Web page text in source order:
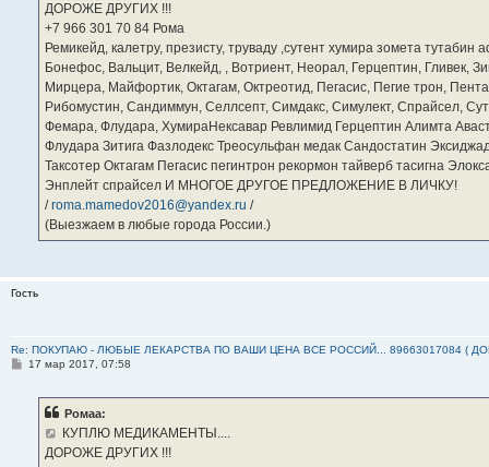
ДОРОЖЕ ДРУГИХ !!!
‪+7 966 301 70 84‬ Рома
Ремикейд, калетру, презисту, труваду ,сутент хумира зомета
Бонефос, Вальцит, Велкейд, , Вотриент, Неорал, Герцептин, Гливек,
Мирцера, Майфортик, Октагам, Октреотид, Пегасис, Пегие трон,
Рибомустин, Сандиммун, Селлсепт, Симдакс, Симулект, Спрайсел,
Фемара, Флудара, ХумираНексавар Ревлимид Герцептин Алимта
Флудара Зитига Фазлодекс Треосульфан медак Сандостатин
Таксотер Октагам Пегасис пегинтрон рекормон тайверб тасигна
Энплейт спрайсел И МНОГОЕ ДРУГОЕ ПРЕДЛОЖЕНИЕ В ЛИЧКУ!
/roma.mamedov2016@yandex.ru /
(Выезжаем в любые города России.)
Гость
Re: ПОКУПАЮ - ЛЮБЫЕ ЛЕКАРСТВА ПО ВАШИ ЦЕНА ВСЕ РОССИЙ... 89663017084 (
С17 мар 2017, 07:58
Ромаа:
КУПЛЮ МЕДИКАМЕНТЫ....
ДОРОЖЕ ДРУГИХ !!!